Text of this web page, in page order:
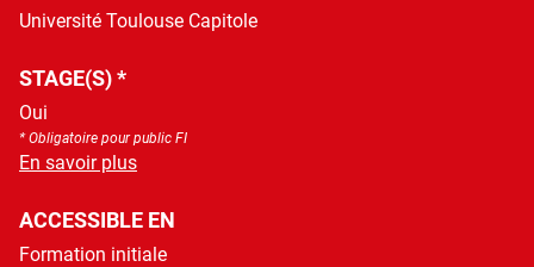
Université Toulouse Capitole
STAGE(S) *
Oui
* Obligatoire pour public FI
En savoir plusà propos des Stage(s)
ACCESSIBLE EN
Formation initiale